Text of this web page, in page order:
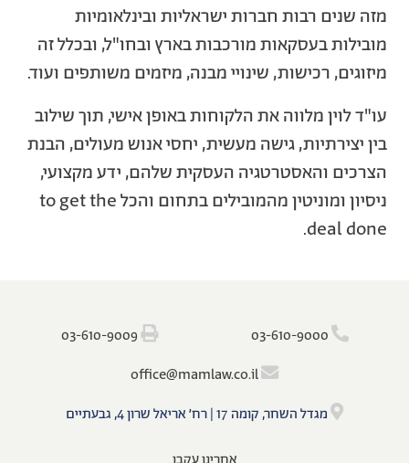
מזה שנים רבות חברות ישראליות ובינלאומיות
מובילות בעסקאות מורכבות בארץ ובחו"ל, ובכלל זה
מיזוגים, רכישות, שינויי מבנה, מיזמים משותפים ועוד.
עו"ד לוין מלווה את הלקוחות באופן אישי, תוך שילוב
בין יצירתיות, גישה מעשית, יחסי אנוש מעולים, הבנת
הצרכים והאסטרטגיה העסקית שלהם, ידע מקצועי,
ניסיון ומוניטין מהמובילים בתחום והכל to get the
deal done.
מגדל השחר, קומה 17 | רח׳ אריאל שרון 4, גבעתיים